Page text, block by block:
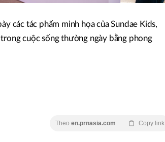
các tác phẩm minh họa của Sundae Kids,
cuộc sống thường ngày bằng phong
Theo en.prnasia.com Copy link